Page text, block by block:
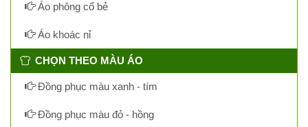
Áo phông cổ bẻ
Áo khoác nỉ
CHỌN THEO MÀU ÁO
Đồng phục màu xanh - tím
Đồng phục màu đỏ - hồng